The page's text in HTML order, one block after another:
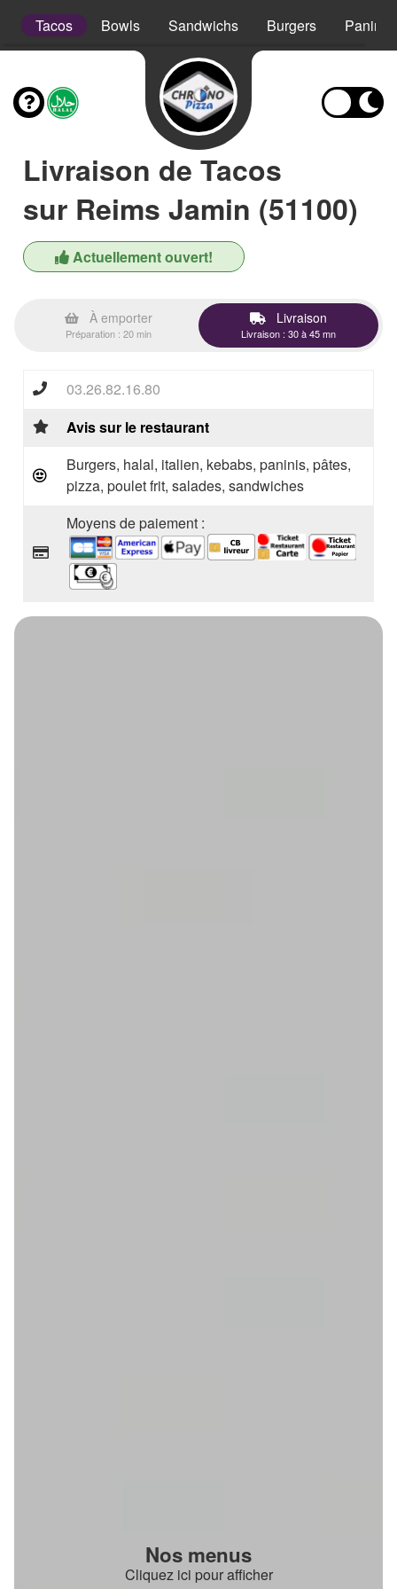
Tacos Bowls Sandwichs Burgers Paninis
Livraison de Tacos
sur Reims Jamin (51100)
Actuellement ouvert!
À emporter
Préparation : 20 min
Livraison
Livraison : 30 à 45 mn
03.26.82.16.80
Avis sur le restaurant
Burgers, halal, italien, kebabs, paninis, pâtes,
pizza, poulet frit, salades, sandwiches
Moyens de paiement :
Nos menus
Cliquez ici pour afficher